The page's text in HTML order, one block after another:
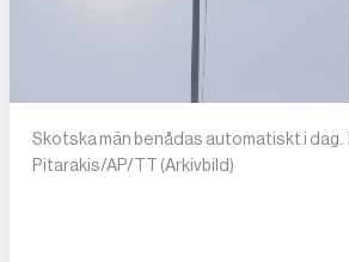
Skotska män benådas automatiskt i
Pitarakis/AP/TT (Arkivbild)